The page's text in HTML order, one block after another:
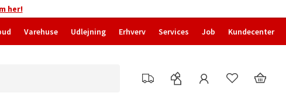
her!
Varehuse Udlejning Erhverv Services Job Kundecenter